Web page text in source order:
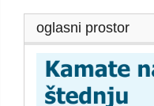
oglasni prostor